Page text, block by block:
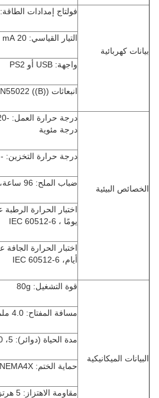
بيانات كهربائية
فولتاج إمدادات الطاقة: 5 فولت DC ± 5 ٪
التيار القياسي: 20 mA
واجهة: USB أو PS2
انبعاثات EMC: EN55022 ((B))
الخصائص البيئية
درجة مئوية
درجة حرارة التخزين: - 40C إلى + 80C
ضباب الملح: 96 ساعة، IEC 60512-6
يومًا ، IEC 60512-6
أيام، IEC 60512-6
البيانات الميكانيكية
قوة التشغيل: 80g
مسافة المفتاح: 4.0 ملم
مدة الحياة (دوائر): 5، 000، 000 من التشغيل
حماية الختم: IP65/NEMA4X من الأمام
مقاومة الاهتزاز: 5 هرتز -200 هرتز، IEC 60512-4